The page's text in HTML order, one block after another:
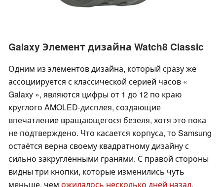
Galaxy Элемент дизайна Watch8 Classic
Одним из элементов дизайна, который сразу же
ассоциируется с классической серией часов «
Galaxy », являются цифры от 1 до 12 по краю
круглого AMOLED-дисплея, создающие
впечатление вращающегося безеля, хотя это пока
не подтверждено. Что касается корпуса, то Samsung
остаётся верна своему квадратному дизайну с
сильно закруглёнными гранями. С правой стороны
видны три кнопки, которые изменились чуть
меньше, чем ожидалось несколько дней назад.